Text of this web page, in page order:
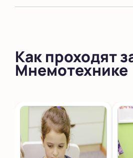
Как проходят
Мнемотехнике